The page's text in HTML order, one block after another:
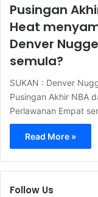
Pusingan
Heat
Denver
semula?
SUKAN : Denver
Pusingan Akhir NBA
Perlawanan Empat
Read More »
Follow Us